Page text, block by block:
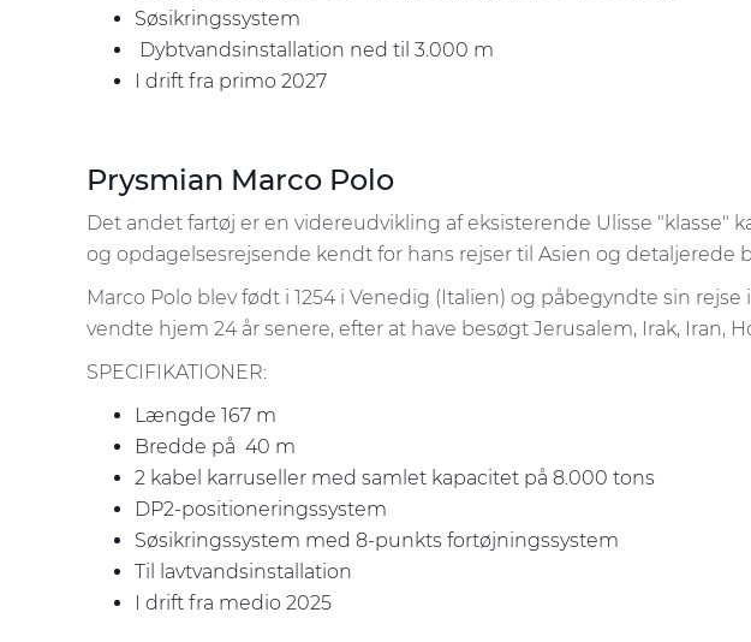
Søsikringssystem
Dybtvandsinstallation ned til 3.000 m
I drift fra primo 2027
Prysmian Marco Polo
Det andet fartøj er en videreudvikling af eksisterende Ulisse
og opdagelsesrejsende kendt for hans rejser til Asien og detaljerede
Marco Polo blev født i 1254 i Venedig (Italien) og påbegyndte sin
vendte hjem 24 år senere, efter at have besøgt Jerusalem, Irak, Iran,
SPECIFIKATIONER:
Længde 167 m
Bredde på 40 m
2 kabel karruseller med samlet kapacitet på 8.000 tons
DP2-positioneringssystem
Søsikringssystem med 8-punkts fortøjningssystem
Til lavtvandsinstallation
I drift fra medio 2025